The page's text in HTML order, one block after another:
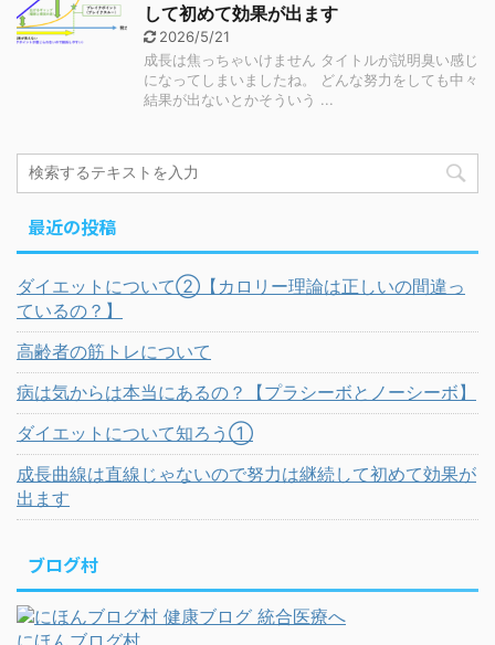
して初めて効果が出ます
2026/5/21
成長は焦っちゃいけません タイトルが説明臭い感じ
になってしまいましたね。 どんな努力をしても中々
結果が出ないとかそういう ...
最近の投稿
ダイエットについて②【カロリー理論は正しいの間違っ
ているの？】
高齢者の筋トレについて
病は気からは本当にあるの？【プラシーボとノーシーボ】
ダイエットについて知ろう①
成長曲線は直線じゃないので努力は継続して初めて効果が
出ます
ブログ村